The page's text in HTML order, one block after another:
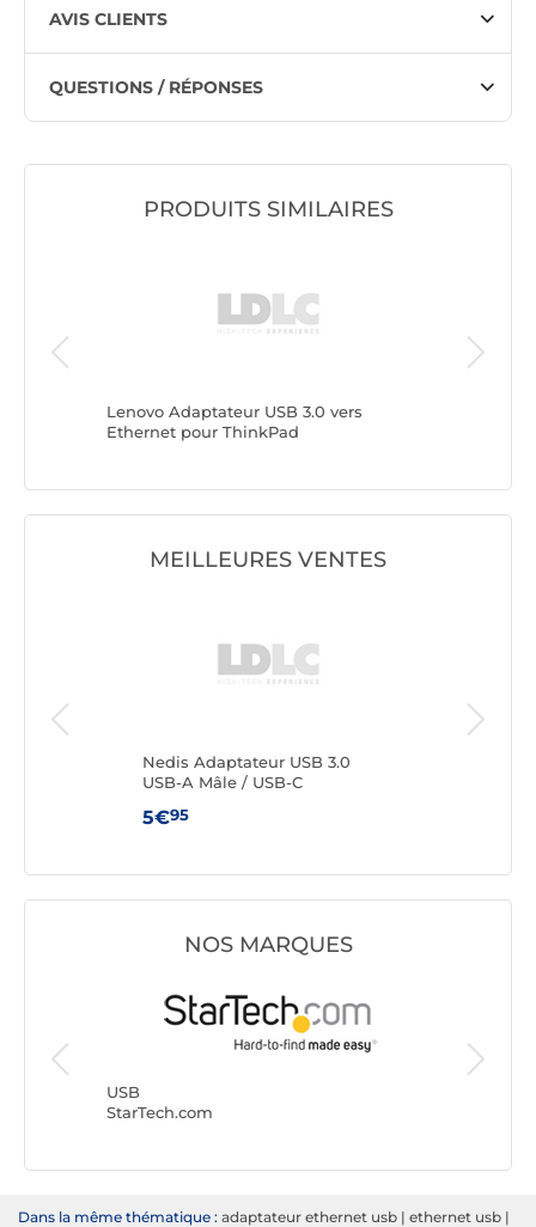
AVIS CLIENTS
QUESTIONS / RÉPONSES
PRODUITS SIMILAIRES
Lenovo Adaptateur USB 3.0 vers
Ethernet pour ThinkPad
MEILLEURES VENTES
Nedis Adaptateur USB 3.0
USB-A Mâle / USB-C
5€95
NOS MARQUES
USB
StarTech.com
USB
Goobay
Dans la même thématique : adaptateur ethernet usb | ethernet usb |